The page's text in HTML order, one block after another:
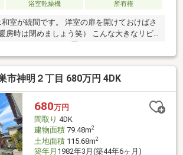
浴室乾燥機 所有権
室が続間です。 洋室の扉を開けておけばさ
房時は閉めましょう笑） こんな大きなリビ
市神明２丁目 680万円 4DK
680万円
間取り 4DK
建物面積79.48m2
土地面積115.68m2
築年月 1982年3月(築44年6ヶ月)